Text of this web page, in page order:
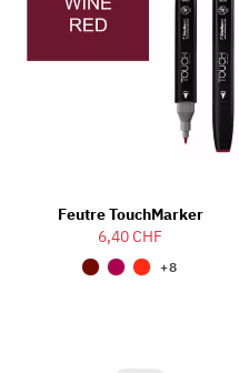
Feutre TouchMarker
6,40 CHF
+8